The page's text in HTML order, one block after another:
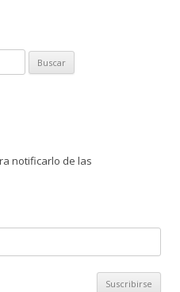
notificarlo de las